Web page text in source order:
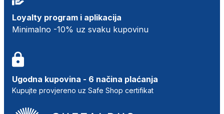
Loyalty program i aplikacija
Minimalno -10% uz svaku kupovinu
Ugodna kupovina - 6 načina plaćanja
Kupujte provjereno uz Safe Shop certifikat